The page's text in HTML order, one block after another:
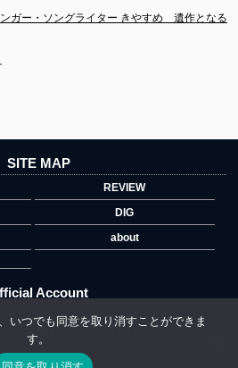
ンガー・ソングライター きやすめ　遺作となる
SITE MAP
REVIEW
DIG
about
Account
いつでも同意を取り消すことができま
す。